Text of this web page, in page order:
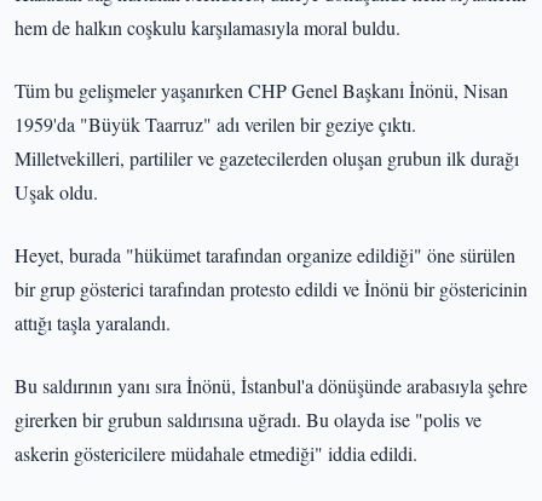
hem de halkın coşkulu karşılamasıyla moral buldu.
Tüm bu gelişmeler yaşanırken CHP Genel Başkanı İnönü, Nisan
1959'da "Büyük Taarruz" adı verilen bir geziye çıktı.
Milletvekilleri, partililer ve gazetecilerden oluşan grubun ilk durağı
Uşak oldu.
Heyet, burada "hükümet tarafından organize edildiği" öne sürülen
bir grup gösterici tarafından protesto edildi ve İnönü bir göstericinin
attığı taşla yaralandı.
Bu saldırının yanı sıra İnönü, İstanbul'a dönüşünde arabasıyla şehre
girerken bir grubun saldırısına uğradı. Bu olayda ise "polis ve
askerin göstericilere müdahale etmediği" iddia edildi.